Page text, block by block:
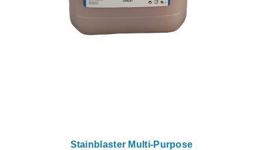
Stainblaster Multi-Purpose